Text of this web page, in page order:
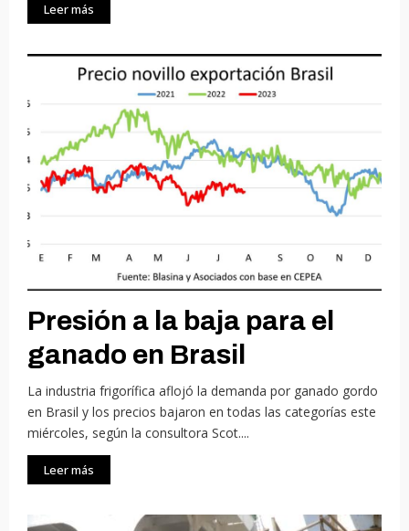
Leer más
Presión a la baja para el
ganado en Brasil
La industria frigorífica aflojó la demanda por ganado gordo
en Brasil y los precios bajaron en todas las categorías este
miércoles, según la consultora Scot....
Leer más